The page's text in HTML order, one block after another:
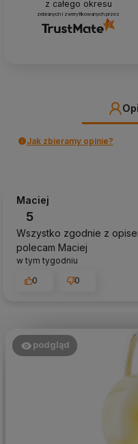
z całego okresu
zebranych i zweryfikowanych przez
Jak zbieramy opinie?
Maciej
5
Wszystko zgodnie z
polecam Maciej
w tym tygodniu
0
0
podgląd